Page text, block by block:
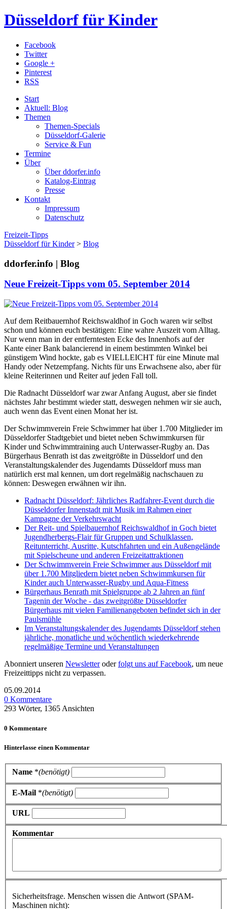
Düsseldorf für Kinder
Facebook
Twitter
Google +
Pinterest
RSS
Start
Aktuell: Blog
Themen
Themen-Specials
Düsseldorf-Galerie
Service & Fun
Termine
Über
Über ddorfer.info
Katalog-Eintrag
Presse
Kontakt
Impressum
Datenschutz
Freizeit-Tipps
Düsseldorf für Kinder> Blog
ddorfer.info | Blog
Neue Freizeit-Tipps vom 05. September 2014
Auf dem Reitbauernhof Reichswaldhof in Goch waren wir selbst
schon und können euch bestätigen: Eine wahre Auszeit vom Alltag.
Nur wenn man in der entferntesten Ecke des Innenhofs auf der
Kante einer Bank balancierend in einem bestimmten Winkel bei
günstigem Wind hockte, gab es VIELLEICHT für eine Minute mal
Handy oder Netzempfang. Nichts für uns Erwachsene also, aber für
kleine Reiterinnen und Reiter auf jeden Fall toll.
Die Radnacht Düsseldorf war zwar Anfang August, aber sie findet
nächstes Jahr bestimmt wieder statt, deswegen nehmen wir sie auch,
auch wenn das Event einen Monat her ist.
Der Schwimmverein Freie Schwimmer hat über 1.700 Mitglieder im
Düsseldorfer Stadtgebiet und bietet neben Schwimmkursen für
Kinder und Schwimmtraining auch Unterwasser-Rugby an. Das
Bürgerhaus Benrath ist das zweitgrößte in Düsseldorf und den
Veranstaltungskalender des Jugendamts Düsseldorf muss man
natürlich erst mal kennen, um dort regelmäßig nachschauen zu
können: Deswegen erwähnen wir ihn.
Radnacht Düsseldorf: Jährliches Radfahrer-Event durch die
Düsseldorfer Innenstadt mit Musik im Rahmen einer
Kampagne der Verkehrswacht
Der Reit- und Spielbauernhof Reichswaldhof in Goch bietet
Jugendherbergs-Flair für Gruppen und Schulklassen,
Reitunterricht, Ausritte, Kutschfahrten und ein Außengelände
mit Spielscheune und anderen Freizeitattraktionen
Der Schwimmverein Freie Schwimmer aus Düsseldorf mit
über 1.700 Mitgliedern bietet neben Schwimmkursen für
Kinder auch Unterwasser-Rugby und Aqua-Fitness
Bürgerhaus Benrath mit Spielgruppe ab 2 Jahren an fünf
Tagenin der Woche - das zweitgrößte Düsseldorfer
Bürgerhaus mit vielen Familienangeboten befindet sich in der
Paulsmühle
Im Veranstaltungskalender des Jugendamts Düsseldorf stehen
jährliche, monatliche und wöchentlich wiederkehrende
regelmäßige Termine und Veranstaltungen
Abonniert unseren Newsletteroderfolgt uns auf Facebook, um neue
Freizeittipps nicht zu verpassen.
05.09.2014
0 Kommentare
293 Wörter, 1365 Ansichten
0 Kommentare
Hinterlasse einen Kommentar
Name *(benötigt)
E-Mail *(benötigt)
URL
Kommentar
Sicherheitsfrage. Menschen wissen die Antwort (SPAM-
Maschinen nicht):